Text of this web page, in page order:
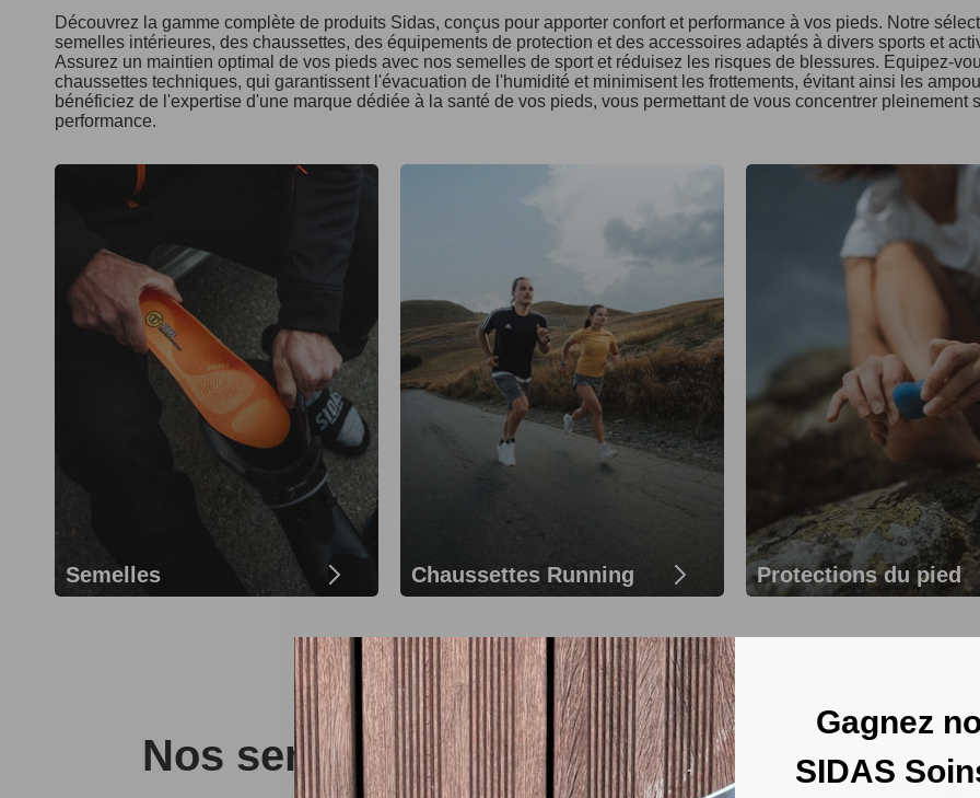
Découvrez la gamme complète de produits Sidas, conçus pour apporter confort et performance à vos pieds. Notre
semelles intérieures, des chaussettes, des équipements de protection et des accessoires adaptés à divers sports et
Assurez un maintien optimal de vos pieds avec nos semelles de sport et réduisez les risques de blessures. Equipez-
chaussettes techniques, qui garantissent l'évacuation de l'humidité et minimisent les frottements, évitant ainsi les
bénéficiez de l'expertise d'une marque dédiée à la santé de vos pieds, vous permettant de vous concentrer pleinement
performance.
Semelles Chaussettes Running Protections du pied
Nos semelles Sidas
Gagnez
SIDAS